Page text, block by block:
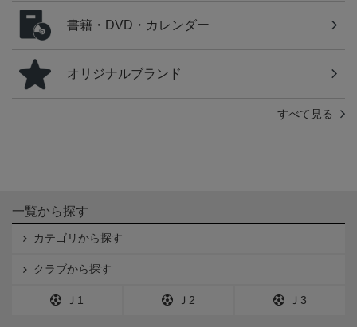
書籍・DVD・カレンダー
オリジナルブランド
すべて見る
一覧から探す
カテゴリから探す
クラブから探す
Ｊ1 Ｊ2 Ｊ3